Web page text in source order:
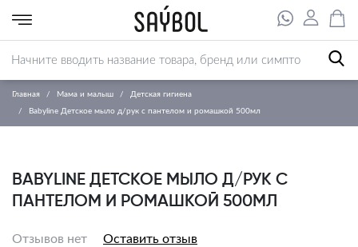
Главная Мама и малыш Детская гигиена
Babyline Детское мыло д/рук с пантелом и ромашкой 500мл
BABYLINE ДЕТСКОЕ МЫЛО Д/РУК С
ПАНТЕЛОМ И РОМАШКОЙ 500МЛ
Отзывов нет Оставить отзыв